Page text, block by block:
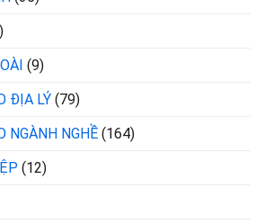
(9)
ĐỊA LÝ (79)
NGÀNH NGHỀ (164)
(12)